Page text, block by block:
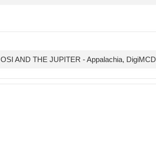
OSI AND THE JUPITER - Appalachia, DigiMCD